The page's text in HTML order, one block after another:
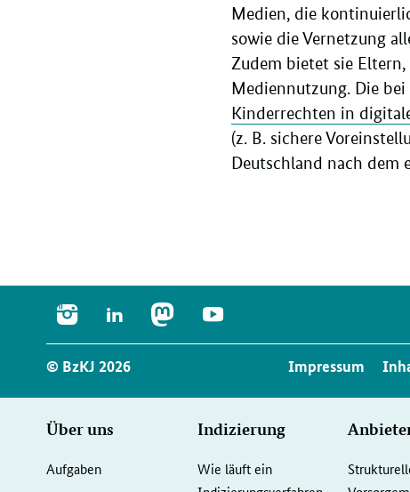
Medien, die
sowie die Vernetzung
Zudem bietet sie
Mediennutzung. Die
Kinderrechten in
(z. B. sichere
Deutschland nach dem
INSTAGRAM
LINKEDINMASTODON
© BzKJ 2026
Service
Navigation
Impressum
Seiten-
Navigation
Über uns
Aufgaben
Indizierung
Wie läuft ein